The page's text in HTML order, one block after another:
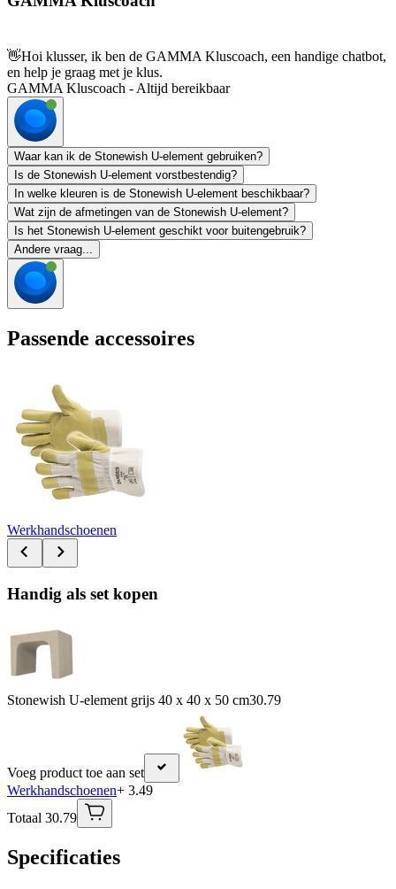
👋Hoi klusser, ik ben de GAMMA Kluscoach, een handige chatbot,
en help je graag met je klus.
GAMMA Kluscoach - Altijd bereikbaar
Waar kan ik de Stonewish U-element gebruiken?
Is de Stonewish U-element vorstbestendig?
In welke kleuren is de Stonewish U-element beschikbaar?
Wat zijn de afmetingen van de Stonewish U-element?
Is het Stonewish U-element geschikt voor buitengebruik?
Andere vraag...
Passende accessoires
Werkhandschoenen
Handig als set kopen
Stonewish U-element grijs 40 x 40 x 50 cm30.79
Voeg product toe aan set
Werkhandschoenen+ 3.49
Totaal 30.79
Specificaties